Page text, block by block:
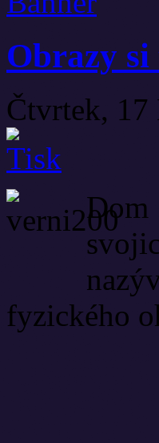
Obrazy
Čtvrtek,
Dom
fyzického